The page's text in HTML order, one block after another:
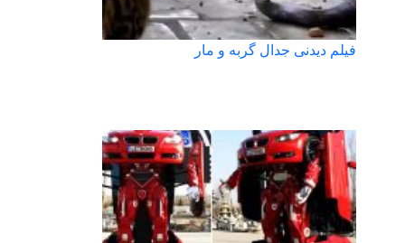
فیلم دیدنی جدال گربه و مار